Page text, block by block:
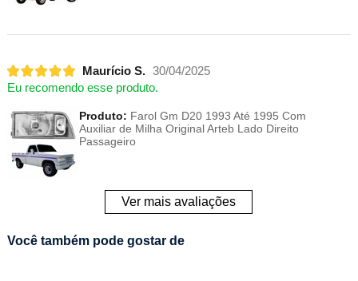
Maurício S. 30/04/2025
Eu recomendo esse produto.
Produto: Farol Gm D20 1993 Até 1995 Com
Auxiliar de Milha Original Arteb Lado Direito
Passageiro
Ver mais avaliações
Você também pode gostar de